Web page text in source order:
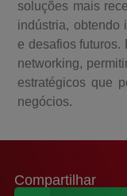
soluções mais
indústria, obtendo
e desafios futuros.
networking,
estratégicos que
negócios.
Compartilhar